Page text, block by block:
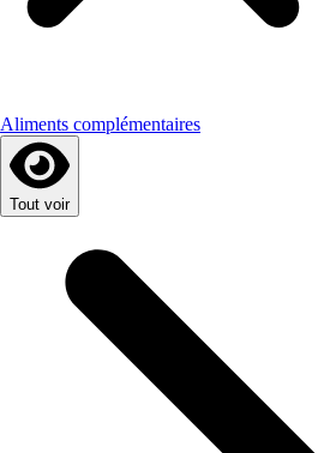
Aliments complémentaires
Tout voir